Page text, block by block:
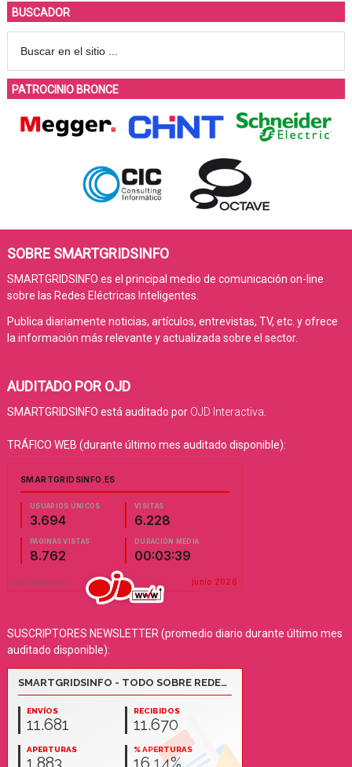
BUSCADOR
PATROCINIO BRONCE
SOBRE SMARTGRIDSINFO
SMARTGRIDSINFO es el principal medio de comunicación on-line
sobre las Redes Eléctricas Inteligentes.
Publica diariamente noticias, artículos, entrevistas, TV, etc. y ofrece
la información más relevante y actualizada sobre el sector.
AUDITADO POR OJD
SMARTGRIDSINFO está auditado por OJD Interactiva
TRÁFICO WEB (durante último mes auditado disponible):
SUSCRIPTORES NEWSLETTER (promedio diario durante último mes
auditado disponible):